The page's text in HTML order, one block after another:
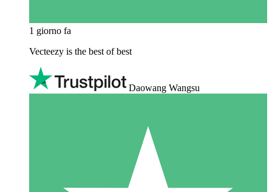
1 giorno fa
Vecteezy is the best of best
Daowang Wangsu